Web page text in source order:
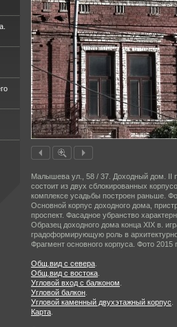
Малышева ул., 58 / 37. Доходный дом. II
состоит из двух сблокированных
комплексе усадь­бы построен раньше.
Основной корпус доходного дома,
проспект. Фасадное убранство
Образец доходного дома конца XIX в.
градоформирующую роль в
Фрагмент основного корпуса. Фото 2015
Общ.вид с севера
Общ.вид с востока
Угловой вход с балконом
Угловой балкон
Угловой каменный двухэтажный корпус
Карта